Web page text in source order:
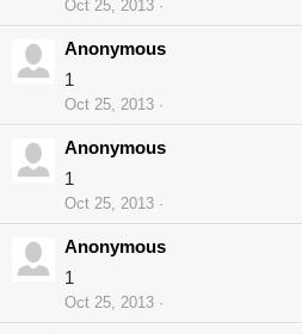
Oct 25, 2013
Anonymous
1
Oct 25, 2013
Anonymous
1
Oct 25, 2013
Anonymous
1
Oct 25, 2013